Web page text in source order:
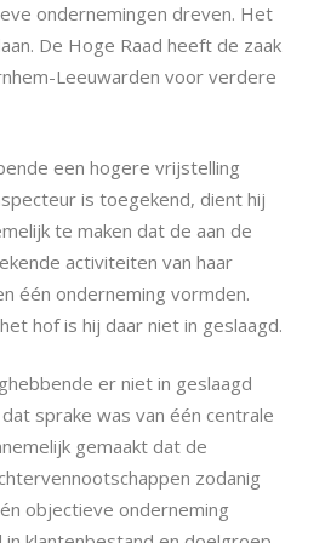
ondernemingen dreven. Het
De Hoge Raad heeft de zaak
Leeuwarden voor verdere
een hogere vrijstelling
is toegekend, dient hij
te maken dat de aan de
activiteiten van haar
één onderneming vormden.
hof is hij daar niet in geslaagd.
er niet in geslaagd
sprake was van één centrale
gemaakt dat de
zodanig
objectieve onderneming